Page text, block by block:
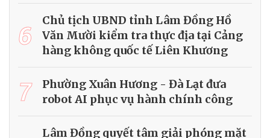
6
Chủ tịch UBND tỉnh Lâm Đồng Hồ
Văn Mười kiểm tra thực địa tại Cảng
hàng không quốc tế Liên Khương
7
Phường Xuân Hương - Đà Lạt đưa
robot AI phục vụ hành chính công
Lâm Đồng quyết tâm giải phóng mặt